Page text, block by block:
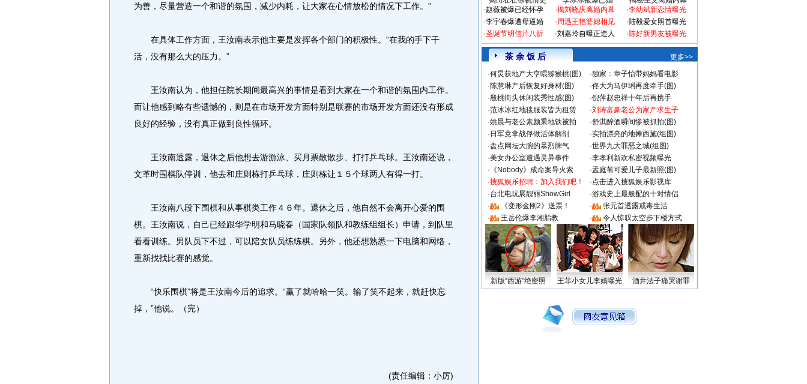
为善，尽量营造一个和谐的氛围，减少内耗，让大家在心情放松的情况下工作。”
在具体工作方面，王汝南表示他主要是发挥各个部门的积极性。“在我的手下干
活，没有那么大的压力。”
王汝南认为，他担任院长期间最高兴的事情是看到大家在一个和谐的氛围内工作。
而让他感到略有些遗憾的，则是在市场开发方面特别是联赛的市场开发方面还没有形成
良好的经验，没有真正做到良性循环。
王汝南透露，退休之后他想去游游泳、买月票散散步、打打乒乓球。王汝南还说，
文革时围棋队停训，他去和庄则栋打乒乓球，庄则栋让１５个球两人有得一打。
王汝南八段下围棋和从事棋类工作４６年。退休之后，他自然不会离开心爱的围
棋。王汝南说，自己已经跟华学明和马晓春（国家队领队和教练组组长）申请，到队里
看看训练。男队员下不过，可以陪女队员练练棋。另外，他还想熟悉一下电脑和网络，
重新找找比赛的感觉。
“快乐围棋”将是王汝南今后的追求。“赢了就哈哈一笑。输了笑不起来，就赶快忘
掉，”他说。（完）
(责任编辑：小厉)
·赵薇被爆已经怀孕
·李宇春爆遭母逼婚
·圣诞节明信片八折
·揭刘晓庆离婚内幕
·周迅王艳婆媳相见
·刘嘉玲自曝正造人
·李幼斌新恋情曝光
·陆毅爱女照首曝光
·陈好新男友被曝光
茶 余 饭 后
更多>>
·何炅获地产大亨喂猕猴桃(图) ·独家：章子怡带妈妈看电影
·陈慧琳产后恢复好身材(图) ·佟大为马伊琍再度牵手(图)
·殷桃街头休闲装秀性感(图) ·倪萍赵忠祥十年后再携手
·范冰冰红地毯服装皆为租赁 ·刘涛富豪老公为家产求生子
·姚晨与老公素颜乘地铁被拍 ·舒淇醉酒瞬间惨被抓拍(图)
· 日军竟拿战俘做活体解剖 ·实拍漂亮的地摊西施(组图)
·盘点网坛大腕的暴烈脾气 ·世界九大罪恶之城(组图)
·美女办公室遭遇灵异事件 ·李孝利新欢私密视频曝光
· 《Nobody》成命案导火索 ·孟庭苇可爱儿子最新照(图)
·搜狐娱乐招聘：加入我们吧！ ·点击进入搜狐娱乐影视库
·台北电玩展靓丽ShowGirl ·游戏史上最般配的十对情侣
·
《变形金刚2》送票！ ·
张元首透露戒毒生活
·
王岳伦爆李湘胎教 · 令人惊叹太空步下楼方式
新版“西游”绝密照 王菲小女儿李嫣曝光 酒井法子痛哭谢罪